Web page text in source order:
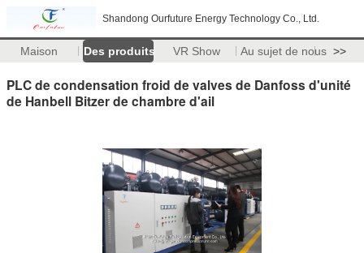
Shandong Ourfuture Energy Technology Co., Ltd.
Maison Des produits VR Show Au sujet de nous >>
PLC de condensation froid de valves de Danfoss d'unité
de Hanbell Bitzer de chambre d'ail